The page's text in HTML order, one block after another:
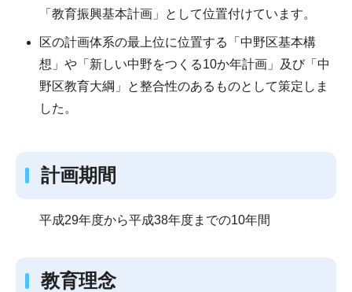
「教育振興基本計画」として位置付けています。
区の計画体系の最上位に位置する「中野区基本構
想」や「新しい中野をつくる10か年計画」及び「中
野区教育大綱」と整合性のあるものとして策定しま
した。
計画期間
平成29年度から平成38年度までの10年間
教育理念